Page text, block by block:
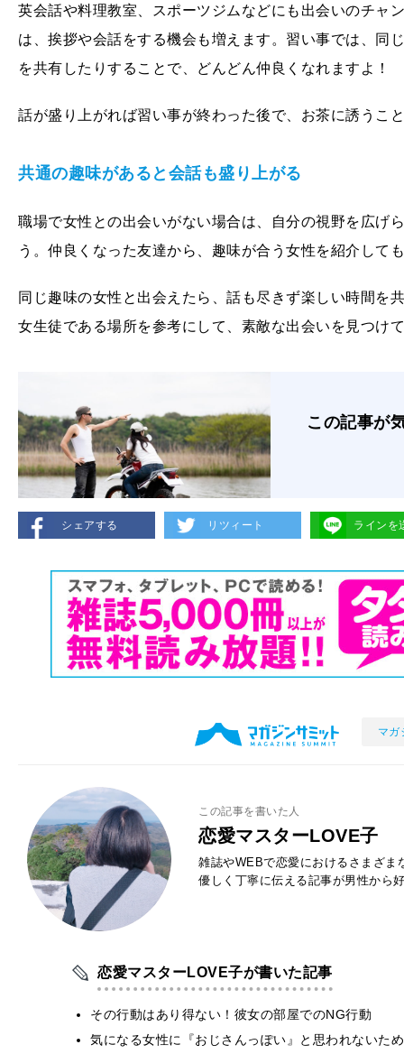
英会話や料理教室、スポーツジムなどにも出会いのチャ
は、挨拶や会話をする機会も増えます。習い事では、同
を共有したりすることで、どんどん仲良くなれますよ！
話が盛り上がれば習い事が終わった後で、お茶に誘うこ
共通の趣味があると会話も盛り上がる
職場で女性との出会いがない場合は、自分の視野を広げ
う。仲良くなった友達から、趣味が合う女性を紹介して
同じ趣味の女性と出会えたら、話も尽きず楽しい時間を
女生徒である場所を参考にして、素敵な出会いを見つけ
この記事が
シェアする リツィート ラインを
マガ
この記事を書いた人
恋愛マスターLOVE子
雑誌やWEBで恋愛におけるさまざま
優しく丁寧に伝える記事が男性から
恋愛マスターLOVE子が書いた記事
その行動はあり得ない！彼女の部屋でのNG行動
気になる女性に『おじさんっぽい』と思われないた